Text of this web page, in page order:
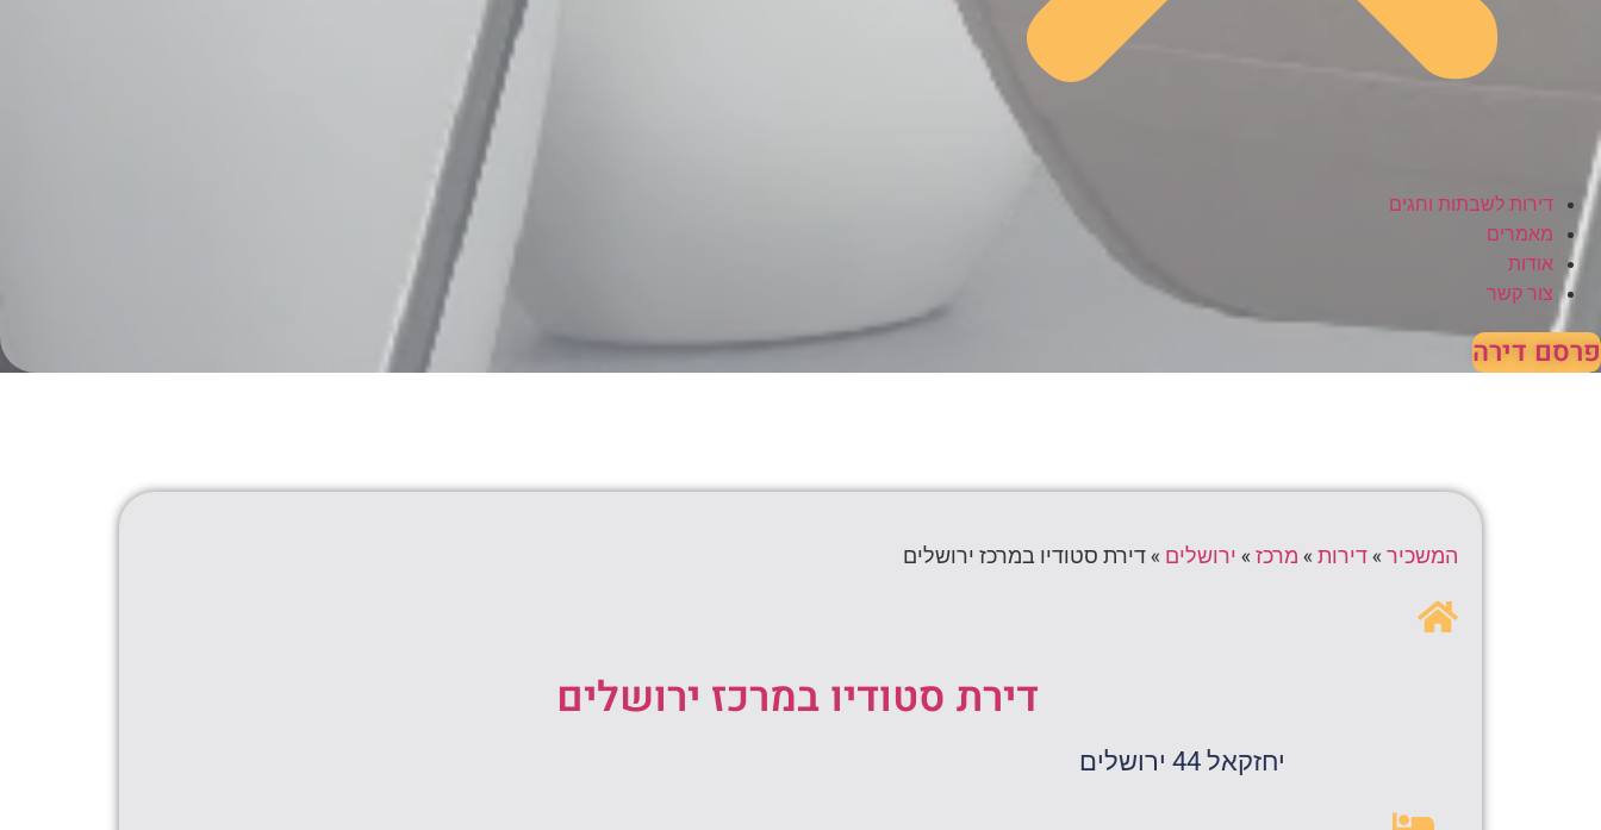
דירות לשבתות וחגים
מאמרים
אודות
צור קשר
פרסם דירה
המשכיר »דירות » מרכז » ירושלים »דירת סטודיו במרכז ירושלים
דירת סטודיו במרכז ירושלים
יחזקאל 44 ירושלים